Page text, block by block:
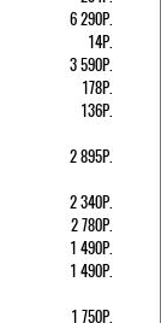
6 290Р.
14Р.
3 590Р.
178Р.
136Р.
2 895Р.
2 340Р.
2 780Р.
1 490Р.
1 490Р.
1 750Р.